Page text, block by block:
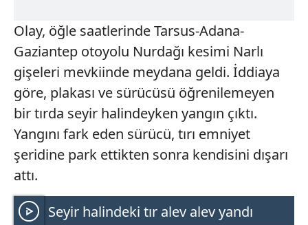
Olay, öğle saatlerinde Tarsus-Adana-
Gaziantep otoyolu Nurdağı kesimi Narlı
gişeleri mevkiinde meydana geldi. İddiaya
göre, plakası ve sürücüsü öğrenilemeyen
bir tırda seyir halindeyken yangın çıktı.
Yangını fark eden sürücü, tırı emniyet
şeridine park ettikten sonra kendisini dışarı
attı.
Seyir halindeki tır alev alev yandı